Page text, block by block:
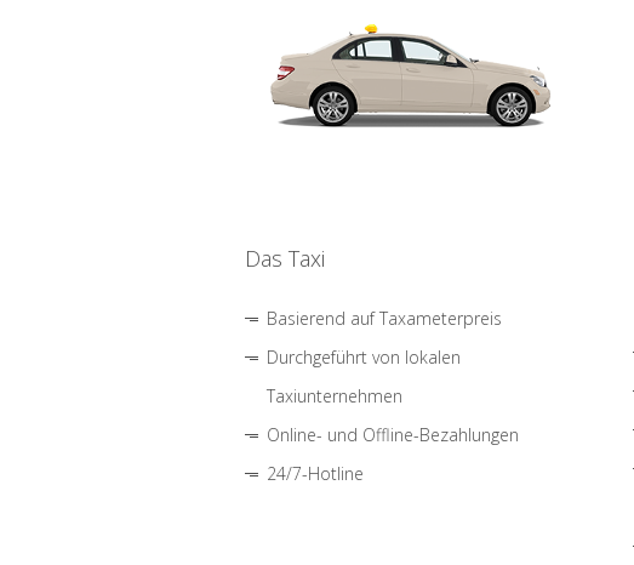
Das Taxi
Basierend auf Taxameterpreis
Durchgeführt von lokalen
Taxiunternehmen
Online- und Offline-Bezahlungen
24/7-Hotline